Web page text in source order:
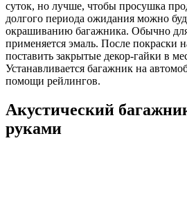
суток, но лучше, чтобы просушка
долгого периода ожидания можно
окрашиванию багажника. Обычно
применяется эмаль. После покраски
поставить закрытые декор-гайки в
Устанавливается багажник на
помощи рейлингов.
Акустический
руками